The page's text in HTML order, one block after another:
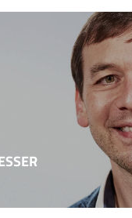
aus dem 18.
zu nennen. Die
mit dem Propheten
den biblischen
sind vergleichbar. In
Das
angestellt